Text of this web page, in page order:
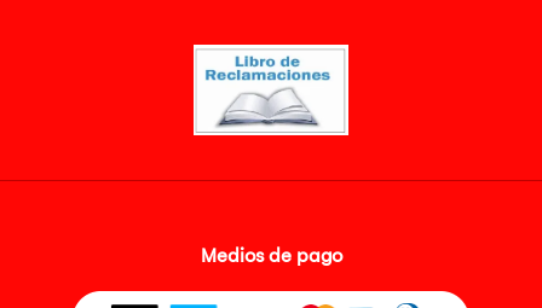
Medios de pago